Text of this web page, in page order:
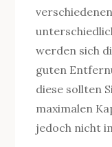
werden sich
guten
diese sollten
maximalen
jedoch nicht